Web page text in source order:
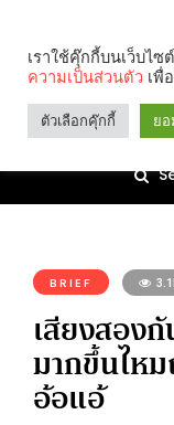
BRIEF
เสียงสองกั
มากขึ้นไห
อ้อแอ้
เราใช้คุ๊กกี้บนเว็บไ
ความเป็นส่วนตัว เพื่
ตัวเลือกคุ๊กกี้ ยอ